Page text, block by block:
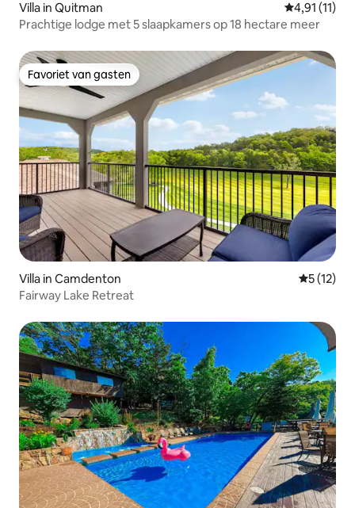
Villa in Quitman Gemiddelde
4,91 (11)
Prachtige lodge met 5 slaapkamers op 18 hectare meer
Favoriet van gasten
Favoriet van gasten
Villa in Camdenton
5 (12)
Fairway Lake Retreat